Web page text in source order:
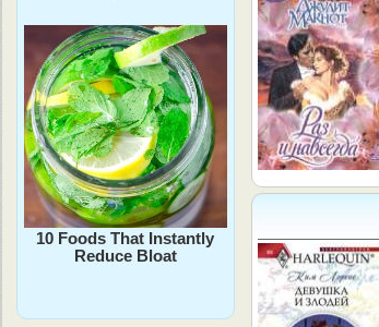
10 Foods That Instantly
Reduce Bloat